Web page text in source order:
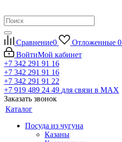
Сравнение0 Отложенные 0
ВойтиМой кабинет
+7 342 291 91 16
+7 342 291 91 16
+7 342 291 91 22
+7 919 489 24 49 для связи в МАХ
Заказать звонок
Каталог
Посуда из чугуна
Казаны